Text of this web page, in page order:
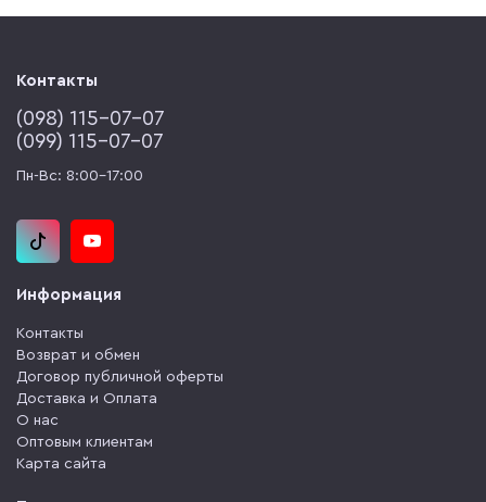
Контакты
(‎098) 115-07-07
(‎099) 115-07-07
Пн-Вс: 8:00-17:00
Информация
Контакты
Возврат и обмен
Договор публичной оферты
Доставка и Оплата
О нас
Оптовым клиентам
Карта сайта